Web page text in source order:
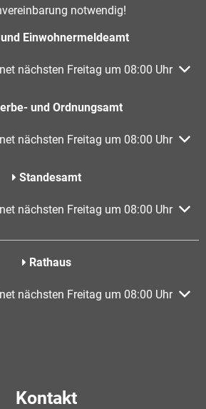
notwendig!
Einwohnermeldeamt
oder Schließzeiten
nächsten Freitag um 08:00 Uhr
und Ordnungsamt
oder Schließzeiten
nächsten Freitag um 08:00 Uhr
Standesamt
oder Schließzeiten
nächsten Freitag um 08:00 Uhr
Rathaus
oder Schließzeiten
nächsten Freitag um 08:00 Uhr
Kontakt